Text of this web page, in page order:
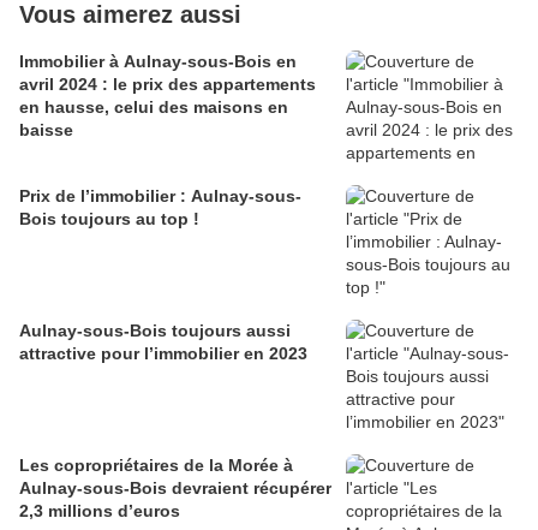
Vous aimerez aussi
Immobilier à Aulnay-sous-Bois en
avril 2024 : le prix des appartements
en hausse, celui des maisons en
baisse
Prix de l’immobilier : Aulnay-sous-
Bois toujours au top !
Aulnay-sous-Bois toujours aussi
attractive pour l’immobilier en 2023
Les copropriétaires de la Morée à
Aulnay-sous-Bois devraient récupérer
2,3 millions d’euros